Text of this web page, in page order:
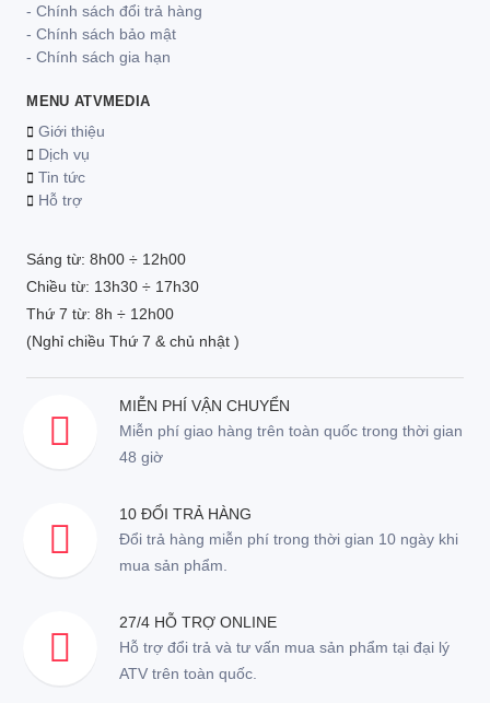
- Chính sách đổi trả hàng
- Chính sách bảo mật
- Chính sách gia hạn
MENU ATVMEDIA
Giới thiệu
Dịch vụ
Tin tức
Hỗ trợ
Sáng từ: 8h00 ÷ 12h00
Chiều từ: 13h30 ÷ 17h30
Thứ 7 từ: 8h ÷ 12h00
(Nghỉ chiều Thứ 7 & chủ nhật )
MIỄN PHÍ VẬN CHUYỂN
Miễn phí giao hàng trên toàn quốc trong thời gian
48 giờ
10 ĐỔI TRẢ HÀNG
Đổi trả hàng miễn phí trong thời gian 10 ngày khi
mua sản phẩm.
27/4 HỖ TRỢ ONLINE
Hỗ trợ đổi trả và tư vấn mua sản phẩm tại đại lý
ATV trên toàn quốc.